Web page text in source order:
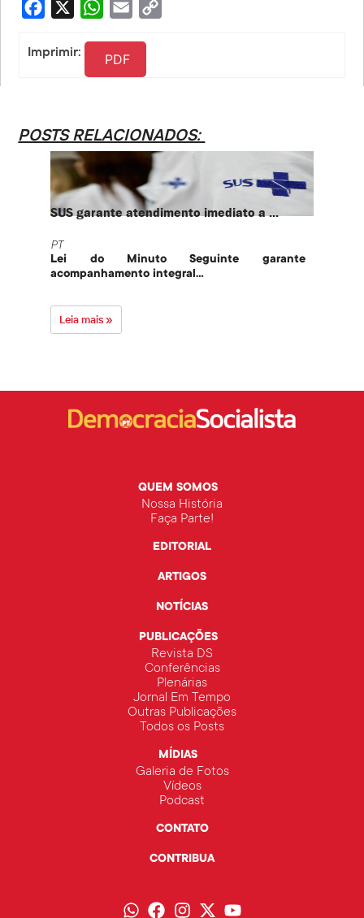
Facebook WhatsApp
Email
Imprimir: PDF
POSTS RELACIONADOS:
SUS garante atendimento imediato a ...
PT
Lei do Minuto Seguinte garante
acompanhamento integral...
Leia mais »
QUEM SOMOS
Nossa História
Faça Parte!
EDITORIAL
ARTIGOS
NOTÍCIAS
PUBLICAÇÕES
Revista DS
Conferências
Plenárias
Jornal Em Tempo
Outras Publicações
Todos os Posts
MÍDIAS
Galeria de Fotos
Vídeos
Podcast
CONTATO
CONTRIBUA